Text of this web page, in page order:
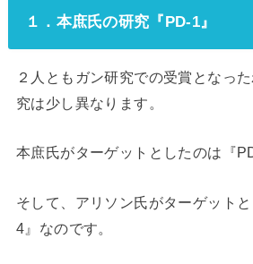
１．本庶氏の研究『PD-1』
２人ともガン研究での受賞となっ
究は少し異なります。
本庶氏がターゲットとしたのは『
そして、アリソン氏がターゲット
4』なのです。